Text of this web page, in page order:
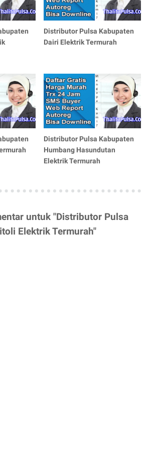
Distributor Pulsa Kabupaten
Dairi Elektrik Termurah
Distributor Pulsa Kabupaten
Humbang Hasundutan
Elektrik Termurah
untuk "Distributor Pulsa
Elektrik Termurah"